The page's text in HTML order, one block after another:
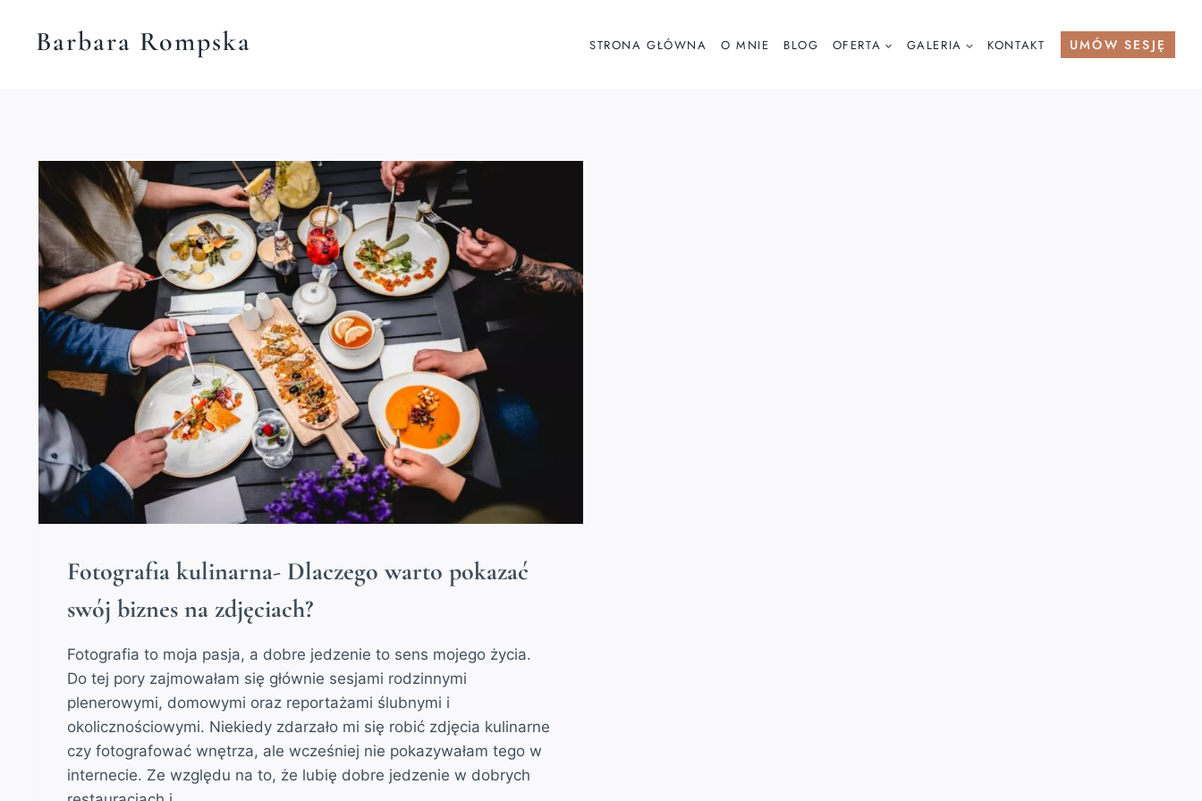
Barbara Rompska STRONA GŁÓWNA O MNIE BLOG OFERTA GALERIA KONTAKT UMÓW SESJĘ
Fotografia kulinarna- Dlaczego warto pokazać
swój biznes na zdjęciach?
Fotografia to moja pasja, a dobre jedzenie to sens mojego życia.
Do tej pory zajmowałam się głównie sesjami rodzinnymi
plenerowymi, domowymi oraz reportażami ślubnymi i
okolicznościowymi. Niekiedy zdarzało mi się robić zdjęcia kulinarne
czy fotografować wnętrza, ale wcześniej nie pokazywałam tego w
internecie. Ze względu na to, że lubię dobre jedzenie w dobrych